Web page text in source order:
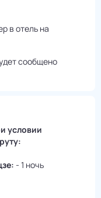
в отель на
сообщено
условии
- 1 ночь